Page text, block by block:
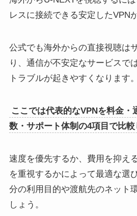
レスに接続できる安定したVPN
公式でも海外からの直接視聴は
り、通信が不安定なサービスで
トラブルが起きやすくなります。
ここでは代表的なVPNを料金・
数・サポート体制の4項目で比較
速度を優先するか、費用を抑え
を重視するかによって最適な選
分の利用目的や渡航先のネット
しょう。